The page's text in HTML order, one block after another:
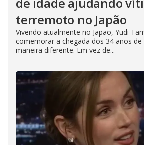
terremoto no Japão
Vivendo atualmente no Japão, Yudi
comemorar a chegada dos 34 anos de
maneira diferente. Em vez de...